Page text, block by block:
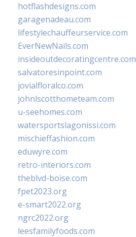
hotflashdesigns.com
garagenadeau.com
lifestylechauffeurservice.com
EverNewNails.com
insideoutdecoratingcentre.com
salvatoresinpoint.com
jovialfloralco.com
johnlscotthometeam.com
u-seehomes.com
watersportslagonissi.com
mischieffashion.com
eduwyre.com
retro-interiors.com
theblvd-boise.com
fpet2023.org
e-smart2022.org
ngrc2022.org
leesfamilyfoods.com